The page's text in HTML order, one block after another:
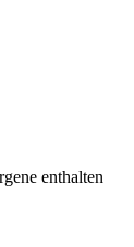
enthalten